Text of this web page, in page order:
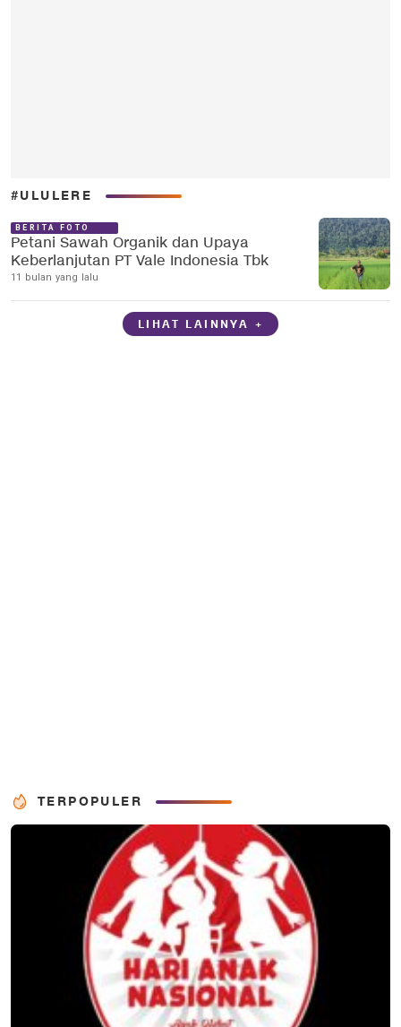
#ULULERE
BERITA FOTO
Petani Sawah Organik dan Upaya
Keberlanjutan PT Vale Indonesia Tbk
11 bulan yang lalu
LIHAT LAINNYA +
TERPOPULER